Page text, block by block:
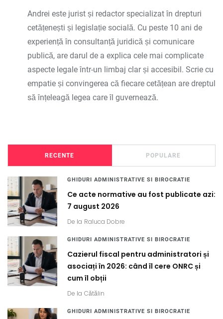
Andrei este jurist și redactor specializat în drepturi
cetățenești și legislație socială. Cu peste 10 ani de
experiență în consultanță juridică și comunicare
publică, are darul de a explica cele mai complicate
aspecte legale într-un limbaj clar și accesibil. Scrie cu
empatie și convingerea că fiecare cetățean are dreptul
să înțeleagă legea care îl guvernează.
RECENTE POPULARE
GHIDURI ADMINISTRATIVE SI BIROCRATIE
Ce acte normative au fost publicate azi:
7 august 2026
De la Raluca Dobre
GHIDURI ADMINISTRATIVE SI BIROCRATIE
Cazierul fiscal pentru administratori și
asociați în 2026: când îl cere ONRC și
cum îl obții
De la Cătălin
GHIDURI ADMINISTRATIVE SI BIROCRATIE